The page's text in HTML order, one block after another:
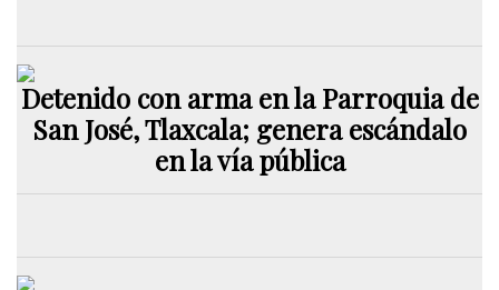
Detenido con arma en la Parroquia de
San José, Tlaxcala; genera escándalo
en la vía pública